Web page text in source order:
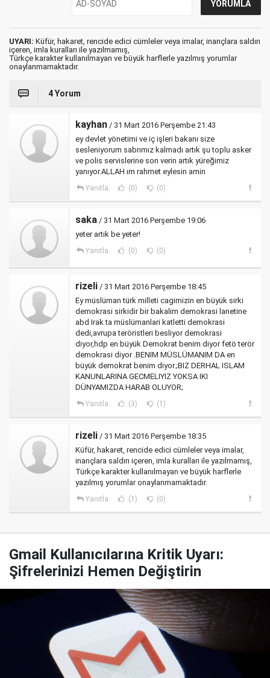
UYARI: Küfür, hakaret, rencide edici cümleler veya imalar, inançlara saldırı
içeren, imla kuralları ile yazılmamış,
Türkçe karakter kullanılmayan ve büyük harflerle yazılmış yorumlar
onaylanmamaktadır.
4 Yorum
kayhan / 31 Mart 2016 Perşembe 21:43
ey devlet yönetimi ve iç işleri bakanı size
sesleniyorum sabrımız kalmadı artık şu toplu asker
ve polis servislerine son verin artık yüreğimiz
yanıyor.ALLAH ım rahmet eylesin amin
Yanıtla (0) (0)
saka / 31 Mart 2016 Perşembe 19:06
yeter artık be yeter!
Yanıtla (0) (0)
rizeli / 31 Mart 2016 Perşembe 18:45
Ey müslüman türk milleti cagimizin en büyük sirki
demokrasi sirkidir bir bakalim demokrasi lanetine
abd Irak ta müslümanlari katletti demokrasi
dedi,avrupa teröristleri besliyor demokrasi
diyor,hdp en büyük Demokrat benim diyor fetö terör
demokrasi diyor .BENIM MÜSLÜMANIM DA en
büyük demokrat benim diyor.;BIZ DERHAL ISLAM
KANUNLARINA GECMELIYIZ YOKSA IKI
DÜNYAMIZDA HARAB OLUYOR;
Yanıtla (3) (1)
rizeli / 31 Mart 2016 Perşembe 18:35
Küfür, hakaret, rencide edici cümleler veya imalar,
inançlara saldırı içeren, imla kuralları ile yazılmamış,
Türkçe karakter kullanılmayan ve büyük harflerle
yazılmış yorumlar onaylanmamaktadır.
Yanıtla (1) (0)
Gmail Kullanıcılarına Kritik Uyarı:
Şifrelerinizi Hemen Değiştirin